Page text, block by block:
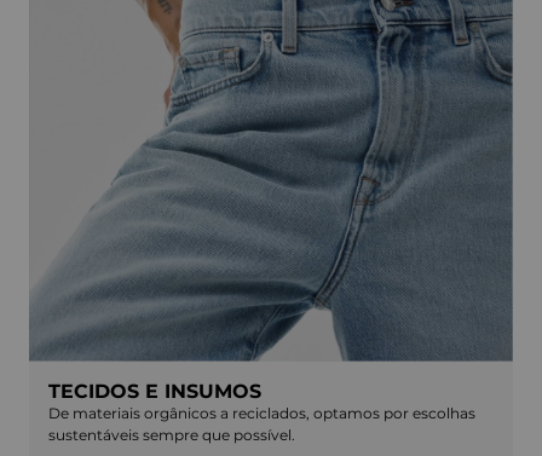
TECIDOS E INSUMOS
De materiais orgânicos a reciclados, optamos por escolhas
sustentáveis sempre que possível.